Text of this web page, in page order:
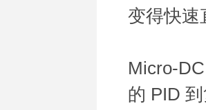
变得快速
Micro-
的 PID